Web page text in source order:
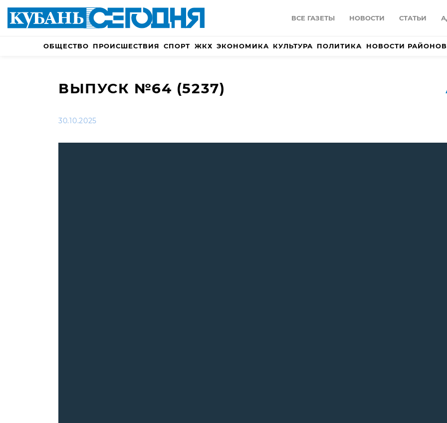
ВСЕ ГАЗЕТЫ НОВОСТИ СТАТЬИ
ОБЩЕСТВО ПРОИСШЕСТВИЯ СПОРТ ЖКХ ЭКОНОМИКА КУЛЬТУРА ПОЛИТИКА НОВОСТИ РАЙОНОВ
ВЫПУСК №64 (5237)
30.10.2025